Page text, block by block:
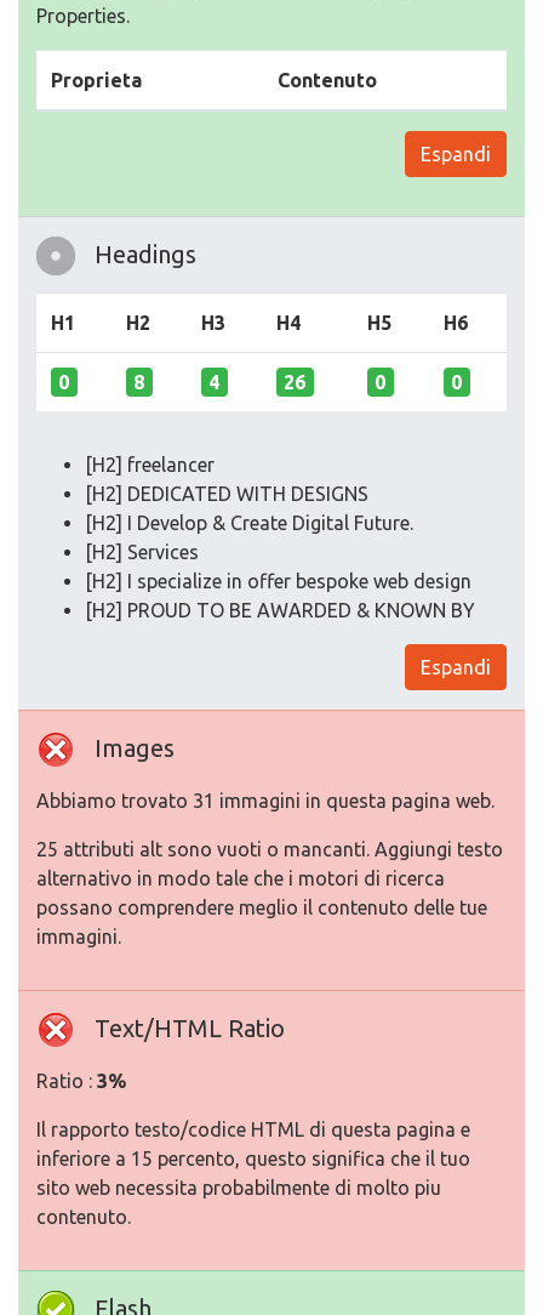
Properties.
Proprieta Contenuto
Espandi
Headings
H1 H2 H3 H4 H5 H6
0 8 4 26 0 0
[H2] freelancer
[H2] DEDICATED WITH DESIGNS
[H2] I Develop & Create Digital Future.
[H2] Services
[H2] I specialize in offer bespoke web design
[H2] PROUD TO BE AWARDED & KNOWN BY
Espandi
Images
Abbiamo trovato 31 immagini in questa pagina web.
25 attributi alt sono vuoti o mancanti. Aggiungi testo
alternativo in modo tale che i motori di ricerca
possano comprendere meglio il contenuto delle tue
immagini.
Text/HTML Ratio
Ratio : 3%
Il rapporto testo/codice HTML di questa pagina e
inferiore a 15 percento, questo significa che il tuo
sito web necessita probabilmente di molto piu
contenuto.
Flash